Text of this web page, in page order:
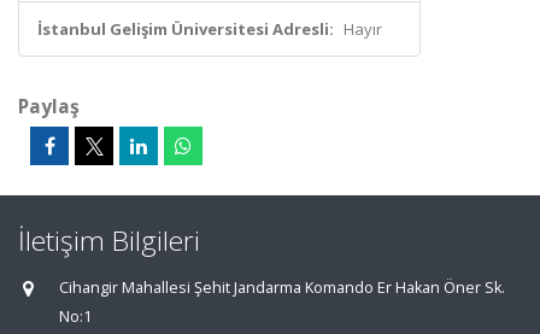
İstanbul Gelişim Üniversitesi Adresli: Hayır
Paylaş
İletişim Bilgileri
Cihangir Mahallesi Şehit Jandarma Komando Er Hakan Öner Sk.
No:1